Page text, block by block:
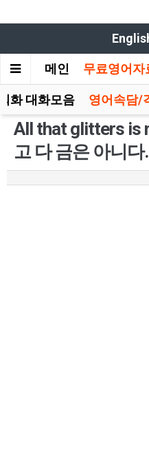
메인 무료영어자
화 대화모음 영어속담/
All that glitters is
고 다 금은 아니다.